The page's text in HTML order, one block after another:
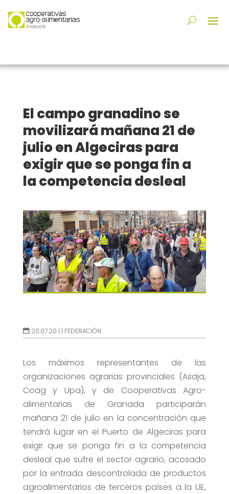
El campo granadino se
movilizará mañana 21 de
julio en Algeciras para
exigir que se ponga fin a
la competencia desleal
20.07.20 | | FEDERACIÓN
Los máximos representantes de las
organizaciones agrarias provinciales (Asaja,
Coag y Upa), y de Cooperativas Agro-
alimentarias de Granada participarán
mañana 21 de julio en la concentración que
tendrá lugar en el Puerto de Algeciras para
exigir que se ponga fin a la competencia
desleal que sufre el sector agrario, acosado
por la entrada descontrolada de productos
agroalimentarios de terceros países a la UE,